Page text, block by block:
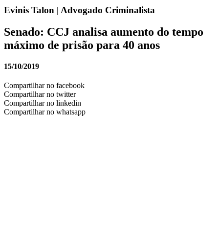
Evinis Talon | Advogado Criminalista
Senado: CCJ analisa aumento do tempo
máximo de prisão para 40 anos
15/10/2019
Compartilhar no facebook
Compartilhar no twitter
Compartilhar no linkedin
Compartilhar no whatsapp